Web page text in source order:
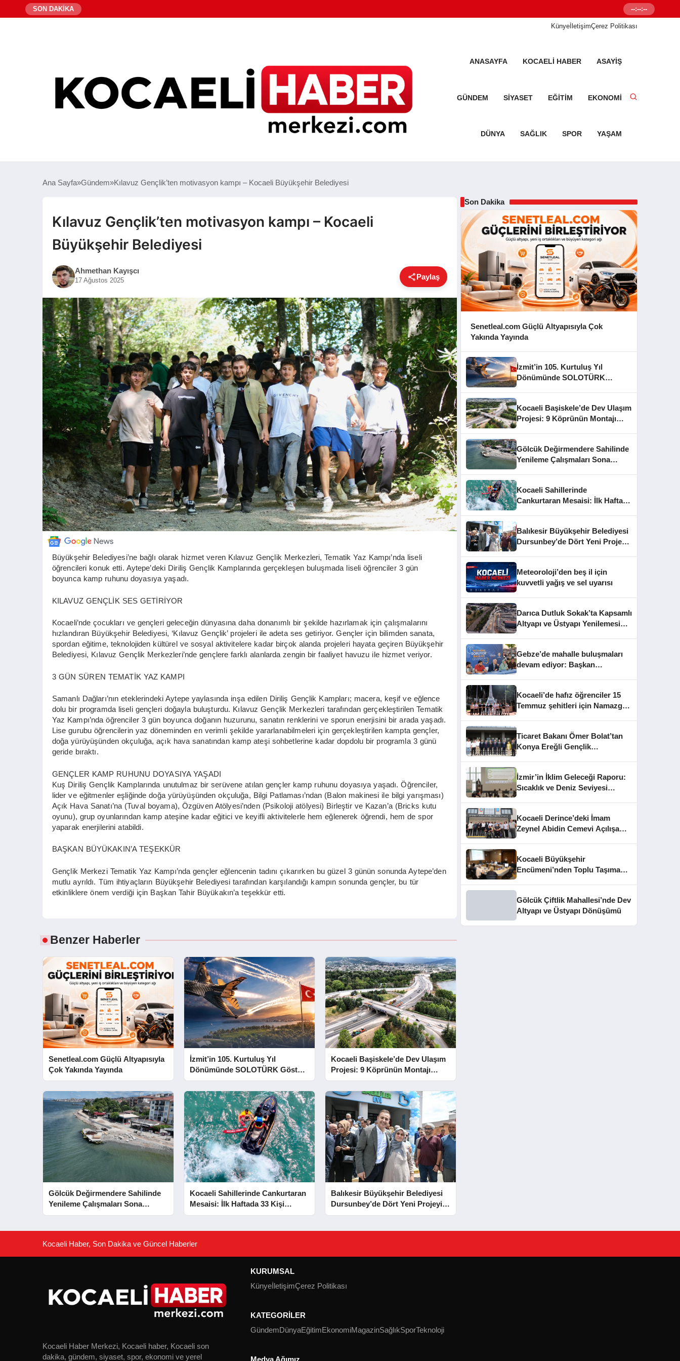
SON DAKİKA Senetleal.com
--:--:--
KünyeİletişimÇerez Politikası
ANASAYFA KOCAELI HABER ASAYIŞ
GÜNDEM SIYASET EĞITIM EKONOMI
DÜNYA SAĞLIK SPOR YAŞAM
Ana Sayfa Gündem Kılavuz Gençlik’ten motivasyon kampı – Kocaeli Büyükşehir Belediyesi
Kılavuz Gençlik’ten motivasyon kampı – Kocaeli
Büyükşehir Belediyesi
Ahmethan Kayışcı
17 Ağustos 2025 Paylaş
Büyükşehir Belediyesi’ne bağlı olarak hizmet veren Kılavuz Gençlik Merkezleri, Tematik Yaz Kampı’nda liseli
öğrencileri konuk etti. Aytepe’deki Diriliş Gençlik Kamplarında gerçekleşen buluşmada liseli öğrenciler 3 gün
boyunca kamp ruhunu doyasıya yaşadı.
KILAVUZ GENÇLİK SES GETİRİYOR
Kocaeli’nde çocukları ve gençleri geleceğin dünyasına daha donanımlı bir şekilde hazırlamak için çalışmalarını
hızlandıran Büyükşehir Belediyesi, ‘Kılavuz Gençlik’ projeleri ile adeta ses getiriyor. Gençler için bilimden sanata,
spordan eğitime, teknolojiden kültürel ve sosyal aktivitelere kadar birçok alanda projeleri hayata geçiren Büyükşehir
Belediyesi, Kılavuz Gençlik Merkezleri’nde gençlere farklı alanlarda zengin bir faaliyet havuzu ile hizmet veriyor.
3 GÜN SÜREN TEMATİK YAZ KAMPI
Samanlı Dağları’nın eteklerindeki Aytepe yaylasında inşa edilen Diriliş Gençlik Kampları; macera, keşif ve eğlence
dolu bir programda liseli gençleri doğayla buluşturdu. Kılavuz Gençlik Merkezleri tarafından gerçekleştirilen Tematik
Yaz Kampı’nda öğrenciler 3 gün boyunca doğanın huzurunu, sanatın renklerini ve sporun enerjisini bir arada yaşadı.
Lise gurubu öğrencilerin yaz döneminden en verimli şekilde yararlanabilmeleri için gerçekleştirilen kampta gençler,
doğa yürüyüşünden okçuluğa, açık hava sanatından kamp ateşi sohbetlerine kadar dopdolu bir programla 3 günü
geride bıraktı.
GENÇLER KAMP RUHUNU DOYASIYA YAŞADI
Kuş Diriliş Gençlik Kamplarında unutulmaz bir serüvene atılan gençler kamp ruhunu doyasıya yaşadı. Öğrenciler,
lider ve eğitmenler eşliğinde doğa yürüyüşünden okçuluğa, Bilgi Patlaması’ndan (Balon makinesi ile bilgi yarışması)
Açık Hava Sanatı’na (Tuval boyama), Özgüven Atölyesi’nden (Psikoloji atölyesi) Birleştir ve Kazan’a (Bricks kutu
oyunu), grup oyunlarından kamp ateşine kadar eğitici ve keyifli aktivitelerle hem eğlenerek öğrendi, hem de spor
yaparak enerjilerini atabildi.
BAŞKAN BÜYÜKAKIN’A TEŞEKKÜR
Gençlik Merkezi Tematik Yaz Kampı’nda gençler eğlencenin tadını çıkarırken bu güzel 3 günün sonunda Aytepe’den
mutlu ayrıldı. Tüm ihtiyaçların Büyükşehir Belediyesi tarafından karşılandığı kampın sonunda gençler, bu tür
etkinliklere önem verdiği için Başkan Tahir Büyükakın’a teşekkür etti.
Benzer Haberler
Senetleal.com Güçlü Altyapısıyla
Çok Yakında Yayında
İzmit’in 105. Kurtuluş Yıl
Dönümünde SOLOTÜRK Gösteri
Yapacak
Kocaeli Başiskele’de Dev Ulaşım
Projesi: 9 Köprünün Montajı
Tamamlandı
Gölcük Değirmendere Sahilinde
Yenileme Çalışmaları Sona
Yaklaştı
Kocaeli Sahillerinde Cankurtaran
Mesaisi: İlk Haftada 33 Kişi
Kurtarıldı
Balıkesir Büyükşehir Belediyesi
Dursunbey’de Dört Yeni Projeyi
Hizmete Açtı
Son Dakika
Senetleal.com Güçlü Altyapısıyla Çok
Yakında Yayında
İzmit’in 105. Kurtuluş Yıl
Dönümünde SOLOTÜRK
Kocaeli Başiskele’de Dev Ulaşım
Projesi: 9 Köprünün Montajı
Gölcük Değirmendere Sahilinde
Yenileme Çalışmaları Sona
Kocaeli Sahillerinde
Cankurtaran Mesaisi: İlk Haftada
Balıkesir Büyükşehir Belediyesi
Dursunbey’de Dört Yeni Projeyi
Meteoroloji’den beş il için
kuvvetli yağış ve sel uyarısı
Darıca Dutluk Sokak’ta Kapsamlı
Altyapı ve Üstyapı Yenilemesi
Gebze’de mahalle buluşmaları
devam ediyor: Başkan
Kocaeli’de hafız öğrenciler 15
Temmuz şehitleri için Namazgâh
Ticaret Bakanı Ömer Bolat’tan
Konya Ereğli Gençlik
İzmir’in İklim Geleceği Raporu:
Sıcaklık ve Deniz Seviyesi
Kocaeli Derince’deki İmam
Zeynel Abidin Cemevi Açılışa
Kocaeli Büyükşehir
Encümeni’nden Toplu Taşıma
Gölcük Çiftlik Mahallesi’nde Dev
Altyapı ve Üstyapı Dönüşümü
Kocaeli Haber, Son Dakika ve Güncel Haberler
Kocaeli Haber Merkezi, Kocaeli haber, Kocaeli son
dakika, gündem, siyaset, spor, ekonomi ve yerel
KURUMSAL
KünyeİletişimÇerez Politikası
KATEGORİLER
GündemDünyaEğitimEkonomiMagazinSağlıkSporTeknoloji